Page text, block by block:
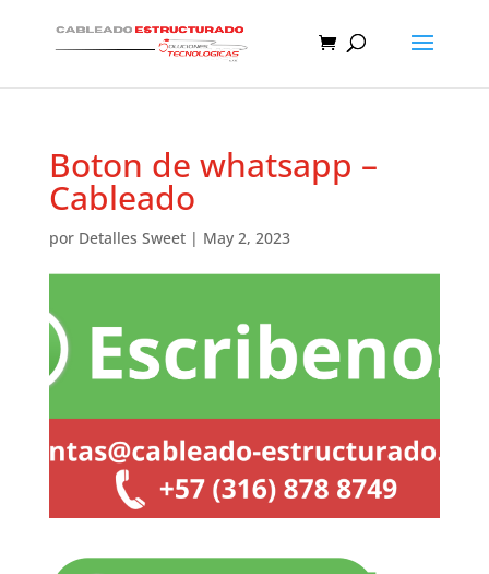
Boton de whatsapp –
Cableado
por Detalles Sweet| May 2, 2023